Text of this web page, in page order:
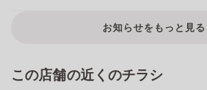
お知らせをもっと見る
この店舗の近くのチラシ